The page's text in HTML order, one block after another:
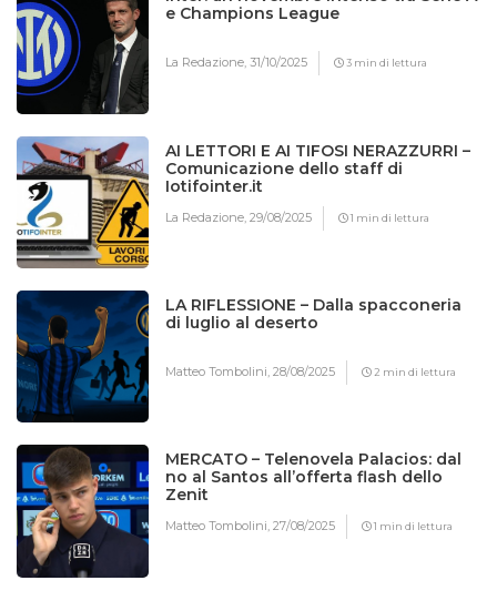
e Champions League
La Redazione,31/10/2025 3 min di lettura
AI LETTORI E AI TIFOSI NERAZZURRI –
Comunicazione dello staff di
Iotifointer.it
La Redazione,29/08/2025 1 min di lettura
LA RIFLESSIONE – Dalla spacconeria
di luglio al deserto
Matteo Tombolini,28/08/2025 2 min di lettura
MERCATO – Telenovela Palacios: dal
no al Santos all’offerta flash dello
Zenit
Matteo Tombolini,27/08/2025 1 min di lettura